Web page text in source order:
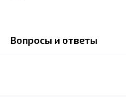
Вопросы и ответы